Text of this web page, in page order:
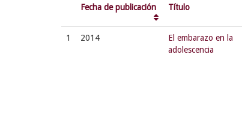
Fecha de publicación Título
1 2014
El embarazo en la
adolescencia